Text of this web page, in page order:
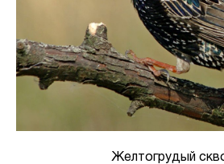
Желтогрудый